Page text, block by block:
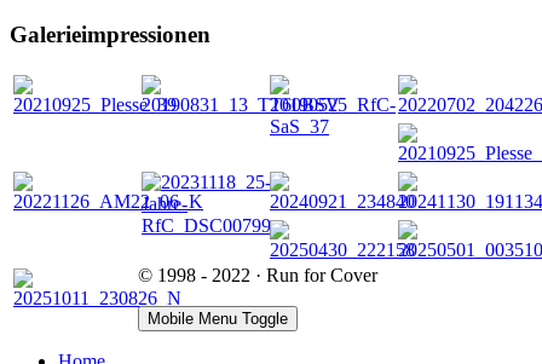
Galerieimpressionen
© 1998 - 2022 · Run for Cover
Mobile Menu Toggle